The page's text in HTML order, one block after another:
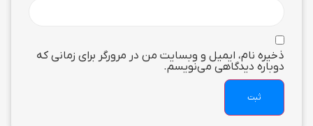
ذخیره نام، ایمیل و وبسایت من در مرورگر برای زمانی که
دوباره دیدگاهی می‌نویسم.